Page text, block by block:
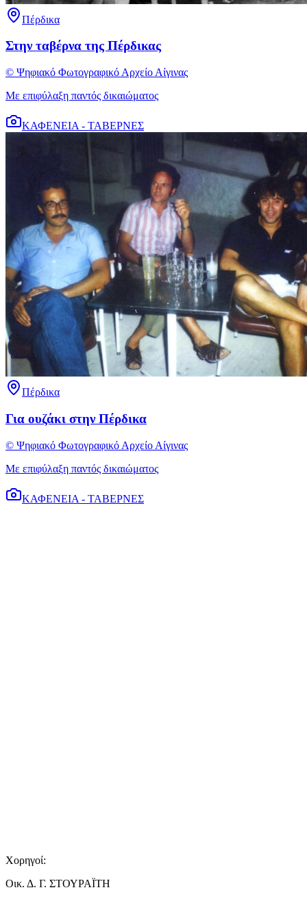
Πέρδικα
Στην ταβέρνα της Πέρδικας
© Ψηφιακό Φωτογραφικό Αρχείο Αίγινας
Με επιφύλαξη παντός δικαιώματος
ΚΑΦΕΝΕΙΑ - ΤΑΒΕΡΝΕΣ
Πέρδικα
Για ουζάκι στην Πέρδικα
© Ψηφιακό Φωτογραφικό Αρχείο Αίγινας
Με επιφύλαξη παντός δικαιώματος
ΚΑΦΕΝΕΙΑ - ΤΑΒΕΡΝΕΣ
Χορηγοί:
Οικ. Δ. Γ. ΣΤΟΥΡΑΪΤΗ